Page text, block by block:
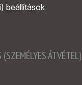
beállítások
ÁTVÉTEL)